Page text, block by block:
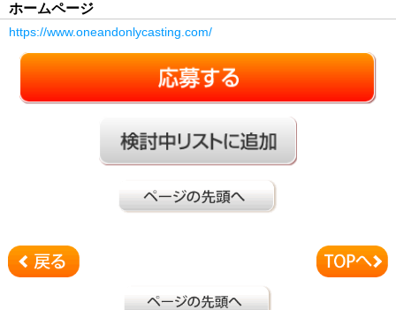
ホームページ
https://www.oneandonlycasting.com/